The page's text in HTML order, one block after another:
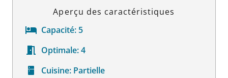
Aperçu des caractéristiques
Capacité: 5
Optimale:4
Cuisine: Partielle